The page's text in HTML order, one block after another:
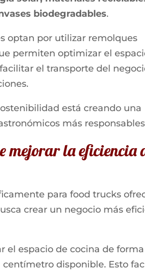
biodegradables.
optan por utilizar remolques
permiten optimizar el
el transporte del
está creando una
más
mejorar la eficiencia
para food trucks
crear un negocio más
el espacio de cocina de forma
disponible. Esto